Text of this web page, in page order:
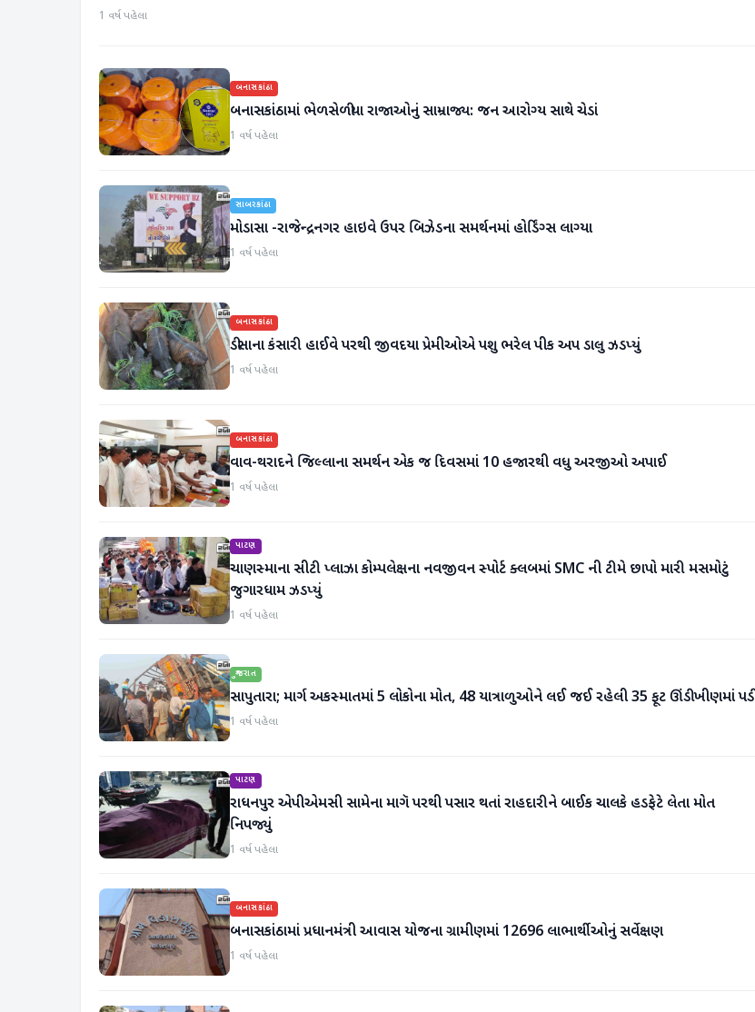
1 વર્ષ પહેલા
બનાસકાંઠા
બનાસકાંઠામાં ભેળસેળીયા રાજાઓનું સામ્રાજ્ય: જન આરોગ્ય સાથે ચેડાં
1 વર્ષ પહેલા
સાબરકાંઠા
મોડાસા -રાજેન્દ્રનગર હાઇવે ઉપર બિઝેડના સમર્થનમાં હોર્ડિંગ્સ લાગ્યા
1 વર્ષ પહેલા
બનાસકાંઠા
ડીસાના કંસારી હાઈવે પરથી જીવદયા પ્રેમીઓએ પશુ ભરેલ પીક અપ ડાલુ ઝડપ્યું
1 વર્ષ પહેલા
બનાસકાંઠા
વાવ-થરાદને જિલ્લાના સમર્થન એક જ દિવસમાં 10 હજારથી વધુ અરજીઓ અપાઈ
1 વર્ષ પહેલા
પાટણ
ચાણસ્માના સીટી પ્લાઝા કોમ્પલેક્ષના નવજીવન સ્પોર્ટ ક્લબમાં SMC ની ટીમે છાપો મારી મસમોટું
જુગારધામ ઝડપ્યું
1 વર્ષ પહેલા
ગુજરાત
સાપુતારા; માર્ગ અકસ્માતમાં 5 લોકોના મોત, 48 યાત્રાળુઓને લઈ જઈ રહેલી 35 ફૂટ ઊંડી ખીણમાં પડી
1 વર્ષ પહેલા
પાટણ
રાધનપુર એપીએમસી સામેના માગૅ પરથી પસાર થતાં રાહદારીને બાઈક ચાલકે હડફેટે લેતા મોત
નિપજ્યું
1 વર્ષ પહેલા
બનાસકાંઠા
બનાસકાંઠામાં પ્રધાનમંત્રી આવાસ યોજના ગ્રામીણમાં 12696 લાભાર્થીઓનું સર્વેક્ષણ
1 વર્ષ પહેલા